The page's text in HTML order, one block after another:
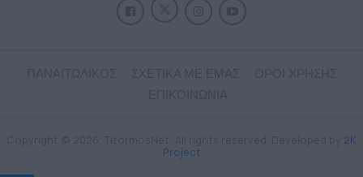
2K
Project